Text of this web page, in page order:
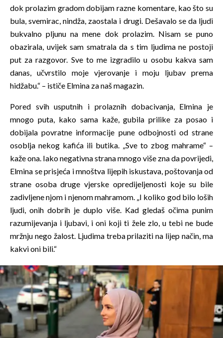
dok prolazim gradom dobijam razne komentare, kao što su
bula, svemirac, nindža, zaostala i drugi. Dešavalo se da ljudi
bukvalno pljunu na mene dok prolazim. Nisam se puno
obazirala, uvijek sam smatrala da s tim ljudima ne postoji
put za razgovor. Sve to me izgradilo u osobu kakva sam
danas, učvrstilo moje vjerovanje i moju ljubav prema
hidžabu.“ – ističe Elmina za naš magazin.
Pored svih usputnih i prolaznih dobacivanja, Elmina je
mnogo puta, kako sama kaže, gubila prilike za posao i
dobijala povratne informacije pune odbojnosti od strane
osoblja nekog kafića ili butika. „Sve to zbog mahrame“ –
kaže ona. Iako negativna strana mnogo više zna da povrijedi,
Elmina se prisjeća i mnoštva lijepih iskustava, poštovanja od
strane osoba druge vjerske opredijeljenosti koje su bile
zadivljene njom i njenom mahramom. „I koliko god bilo loših
ljudi, onih dobrih je duplo više. Kad gledaš očima punim
razumijevanja i ljubavi, i oni koji ti žele zlo, u tebi ne bude
mržnju nego žalost. Ljudima treba prilaziti na lijep način, ma
kakvi oni bili.“